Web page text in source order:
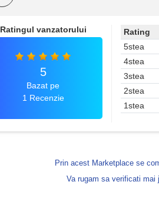
Ratingul vanzatorului
5
Bazat pe
1 Recenzie
Rating
5stea
4stea
3stea
2stea
1stea
Prin acest Marketplace se
Va rugam sa verificati mai